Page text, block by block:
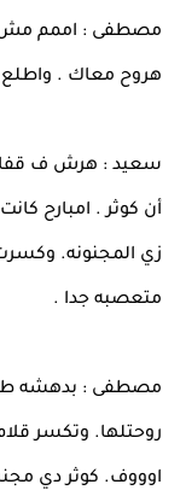
مصطفى : اممم مش
هروح معاك . واطلع
سعيد : هرش ف
أن كوثر . امبارح
زي المجنونه.
متعصبه جدا .
مصطفى : بدهشه
روحتلها. وتكسر
اوووف. كوثر دي